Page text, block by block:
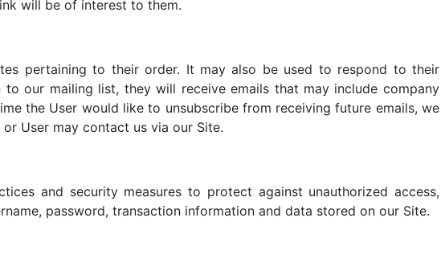
will be of interest to them.
pertaining to their order. It may also be used to respond to their
our mailing list, they will receive emails that may include company
the User would like to unsubscribe from receiving future emails, we
User may contact us via our Site.
and security measures to protect against unauthorized access,
password, transaction information and data stored on our Site.